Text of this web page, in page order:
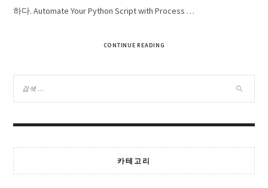
하다. Automate Your Python Script with Process …
CONTINUE READING
카테고리